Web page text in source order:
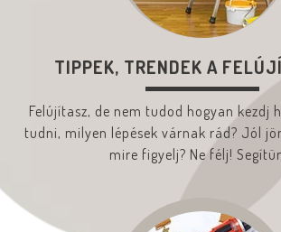
TIPPEK, TRENDEK A
Felújítasz, de nem tudod hogyan kezdj
tudni, milyen lépések várnak rád? Jól
mire figyelj? Ne félj!